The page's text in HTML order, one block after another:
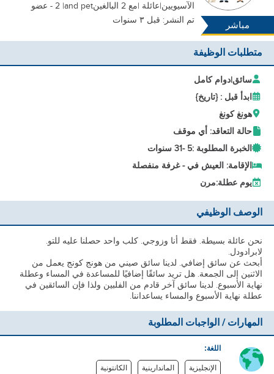
مباشر
الآسيويين|عائلة |مع 2 البالغين and pet| 2 - عضو
تم النشر: قبل ٣ سنوات
متطلبات الوظيفة
سائق|دوام كامل
ابدأ قبل : {تاريخ}
هونغ كونغ
حالة التعاقد: أي موقف
الخبرة المطلوبة :5 - 31 سنوات
الإقامة: العيش في - غرفة منفصلة
يوم عطلة:مرن
الوصف الوظيفي
نحن عائلة بسيطة. فقط أنا وزوجي. كلب واحد حصلنا عليه للتو.
لابرادودل.
أبحث عن سائق إضافي. لدينا سائق صيني من هونج كونج يعمل من
الاثنين إلى الجمعة. هل تريد سائقًا إضافيًا للمساعدة في المساء وعطلة
نهاية الأسبوع. لدينا سائق آخر قادم من الفلبين ولذا فإن السائقين في
عطلة نهاية الأسبوع والمساء يساعداننا.
المهارات / الواجبات المطلوبة
اللغة:
الإنجليزية الماندارينية الكانتونية